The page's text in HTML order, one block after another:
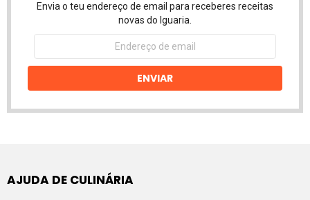
Envia o teu endereço de email para receberes receitas
novas do Iguaria.
Endereço
email
ENVIAR
AJUDA DE CULINÁRIA